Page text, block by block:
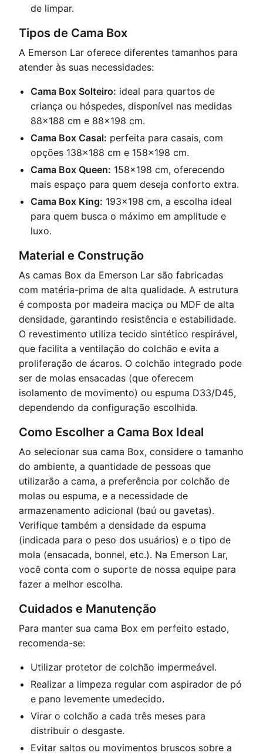
de limpar.
Tipos de Cama Box
A Emerson Lar oferece diferentes tamanhos para
atender às suas necessidades:
Cama Box Solteiro: ideal para quartos de
criança ou hóspedes, disponível nas medidas
88x188 cm e 88x198 cm.
Cama Box Casal: perfeita para casais, com
opções 138x188 cm e 158x198 cm.
Cama Box Queen: 158x198 cm, oferecendo
mais espaço para quem deseja conforto extra.
Cama Box King: 193x198 cm, a escolha ideal
para quem busca o máximo em amplitude e
luxo.
Material e Construção
As camas Box da Emerson Lar são fabricadas
com matéria-prima de alta qualidade. A estrutura
é composta por madeira maciça ou MDF de alta
densidade, garantindo resistência e estabilidade.
O revestimento utiliza tecido sintético respirável,
que facilita a ventilação do colchão e evita a
proliferação de ácaros. O colchão integrado pode
ser de molas ensacadas (que oferecem
isolamento de movimento) ou espuma D33/D45,
dependendo da configuração escolhida.
Como Escolher a Cama Box Ideal
Ao selecionar sua cama Box, considere o tamanho
do ambiente, a quantidade de pessoas que
utilizarão a cama, a preferência por colchão de
molas ou espuma, e a necessidade de
armazenamento adicional (baú ou gavetas).
Verifique também a densidade da espuma
(indicada para o peso dos usuários) e o tipo de
mola (ensacada, bonnel, etc.). Na Emerson Lar,
você conta com o suporte de nossa equipe para
fazer a melhor escolha.
Cuidados e Manutenção
Para manter sua cama Box em perfeito estado,
recomenda-se:
Utilizar protetor de colchão impermeável.
Realizar a limpeza regular com aspirador de pó
e pano levemente umedecido.
Virar o colchão a cada três meses para
distribuir o desgaste.
Evitar saltos ou movimentos bruscos sobre a